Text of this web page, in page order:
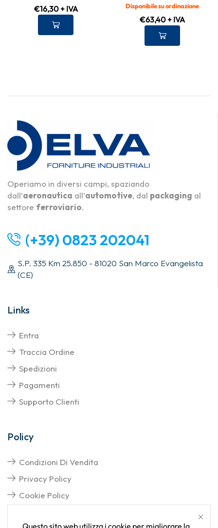
€16,30 + IVA Disponibile su ordinazione
€63,40 + IVA
Questo sito web utilizza i cookie per migliorare la
Operiamo in diversi campi, spaziando
dall’aeronautica all’automotive, dal packaging al
settore ferroviario.
(+39) 0823 202041
S.P. 335 Km 25.850 - 81020 San Marco Evangelista
(CE)
Links
Entra
Traccia Ordine
Spedizioni
Pagamenti
Supporto Clienti
Policy
Condizioni Di Vendita
Privacy Policy
Cookie Policy